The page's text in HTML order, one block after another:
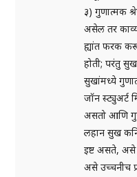
३) गुणात्मक
असेल तर
ह्यांत फरक
होती; परंतु
सुखांमध्ये
जॉन स्ट्युअर्ट
असतो आणि
लहान सुख
इष्ट असते, असे
असे उच्चनीच